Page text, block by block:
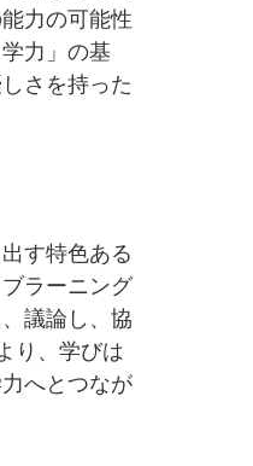
力の可能性
力」の基
さを持った
す特色ある
ラーニング
議論し、協
り、学びは
へとつなが